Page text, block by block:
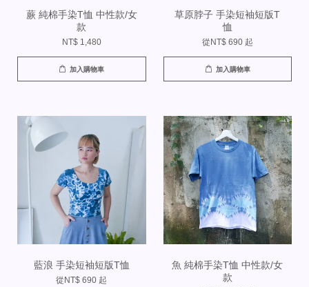
蕨 純棉手染T恤 中性款/女
款
NT$ 1,480
加入購物車
草原脖子 手染短袖短版T
恤
從 NT$ 690 起
加入購物車
藍浪 手染短袖短版T恤
從 NT$ 690 起
魚 純棉手染T恤 中性款/女
款